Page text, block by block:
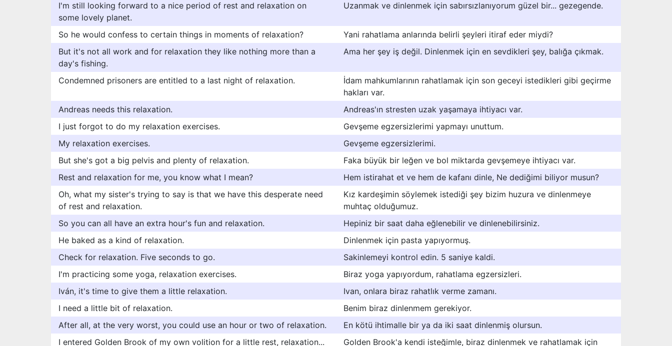
I'm still looking forward to a nice period of rest and relaxation on
some lovely planet.
Uzanmak ve dinlenmek için sabırsızlanıyorum güzel bir... gezegende.
So he would confess to certain things in moments of relaxation?
Yani rahatlama anlarında belirli şeyleri itiraf eder miydi?
But it's not all work and for relaxation they like nothing more than a
day's fishing.
Ama her şey iş değil. Dinlenmek için en sevdikleri şey, balığa çıkmak.
Condemned prisoners are entitled to a last night of relaxation.
İdam mahkumlarının rahatlamak için son geceyi istedikleri gibi geçirme
hakları var.
Andreas needs this relaxation.
Andreas'ın stresten uzak yaşamaya ihtiyacı var.
I just forgot to do my relaxation exercises.
Gevşeme egzersizlerimi yapmayı unuttum.
My relaxation exercises.
Gevşeme egzersizlerimi.
But she's got a big pelvis and plenty of relaxation.
Faka büyük bir leğen ve bol miktarda gevşemeye ihtiyacı var.
Rest and relaxation for me, you know what I mean?
Hem istirahat et ve hem de kafanı dinle, Ne dediğimi biliyor musun?
Oh, what my sister's trying to say is that we have this desperate need
of rest and relaxation.
Kız kardeşimin söylemek istediği şey bizim huzura ve dinlenmeye
muhtaç olduğumuz.
So you can all have an extra hour's fun and relaxation.
Hepiniz bir saat daha eğlenebilir ve dinlenebilirsiniz.
He baked as a kind of relaxation.
Dinlenmek için pasta yapıyormuş.
Check for relaxation. Five seconds to go.
Sakinlemeyi kontrol edin. 5 saniye kaldi.
I'm practicing some yoga, relaxation exercises.
Biraz yoga yapıyordum, rahatlama egzersizleri.
Iván, it's time to give them a little relaxation.
Ivan, onlara biraz rahatlık verme zamanı.
I need a little bit of relaxation.
Benim biraz dinlenmem gerekiyor.
After all, at the very worst, you could use an hour or two of relaxation.
En kötü ihtimalle bir ya da iki saat dinlenmiş olursun.
I entered Golden Brook of my own volition for a little rest, relaxation...
Golden Brook'a kendi isteğimle, biraz dinlenmek ve rahatlamak için